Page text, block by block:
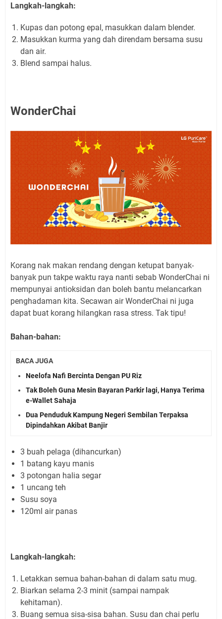
Langkah-langkah:
Kupas dan potong epal, masukkan dalam blender.
Masukkan kurma yang dah direndam bersama susu
dan air.
Blend sampai halus.
WonderChai
Korang nak makan rendang dengan ketupat banyak-
banyak pun takpe waktu raya nanti sebab WonderChai ni
mempunyai antioksidan dan boleh bantu melancarkan
penghadaman kita. Secawan air WonderChai ni juga
dapat buat korang hilangkan rasa stress. Tak tipu!
Bahan-bahan:
BACA JUGA
Neelofa Nafi Bercinta Dengan PU Riz
Tak Boleh Guna Mesin Bayaran Parkir lagi, Hanya Terima
e-Wallet Sahaja
Dua Penduduk Kampung Negeri Sembilan Terpaksa
Dipindahkan Akibat Banjir
3 buah pelaga (dihancurkan)
1 batang kayu manis
3 potongan halia segar
1 uncang teh
Susu soya
120ml air panas
Langkah-langkah:
Letakkan semua bahan-bahan di dalam satu mug.
Biarkan selama 2-3 minit (sampai nampak
kehitaman).
Buang semua sisa-sisa bahan. Susu dan chai perlu